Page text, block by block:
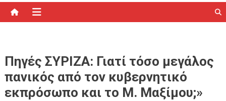
Πηγές ΣΥΡΙΖΑ: Γιατί τόσο μεγάλος
πανικός από τον κυβερνητικό
εκπρόσωπο και το Μ. Μαξίμου;»